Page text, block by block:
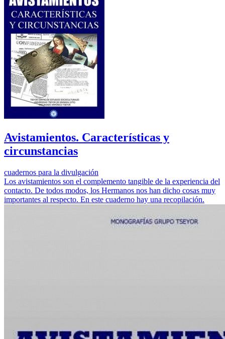
Avistamientos. Características y
circunstancias
cuadernos para la divulgación
Los avistamientos son el complemento tangible de la experiencia del
contacto. De todos modos, los Hermanos nos han dicho cosas muy
importantes al respecto. En este cuaderno hay una recopilación.